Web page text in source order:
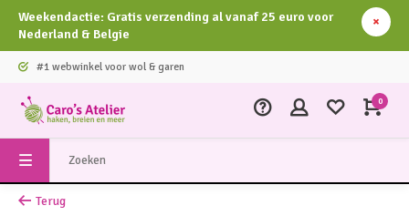
Weekendactie: Gratis verzending al vanaf 25 euro voor
Nederland & Belgie
#1 webwinkel voor wol & garen
0
Terug